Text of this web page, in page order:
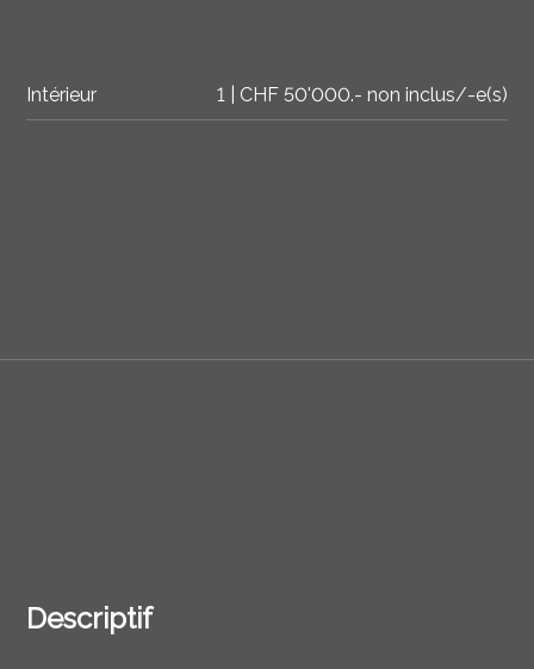
Descriptif
Intérieur 1 | CHF 50'000.- non inclus/-e(s)